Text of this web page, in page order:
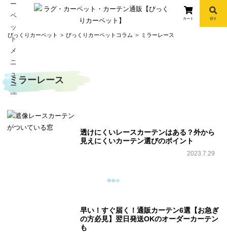
info
カート 探す
ツ
へ
びっくりカーペット びっくりカーペットコラム ミラーレース
ミラーレース
透けにくいレースカーテンはある？外から
見えにくいカーテン選びのポイント
2023.7.29
早い！すぐ届く！通販カーテン6選【お急ぎ
の方必見】翌日発送OKのオーダーカーテン
も